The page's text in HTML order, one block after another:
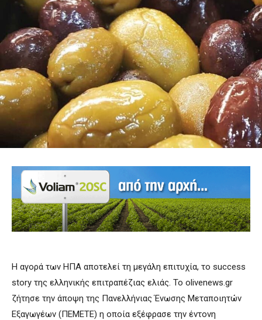
Η αγορά των ΗΠΑ αποτελεί τη μεγάλη επιτυχία, το success
story της ελληνικής επιτραπέζιας ελιάς. Το olivenews.gr
ζήτησε την άποψη της Πανελλήνιας Ένωσης Μεταποιητών
Εξαγωγέων (ΠΕΜΕΤΕ) η οποία εξέφρασε την έντονη